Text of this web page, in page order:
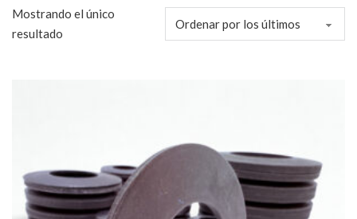
Mostrando el único
resultado